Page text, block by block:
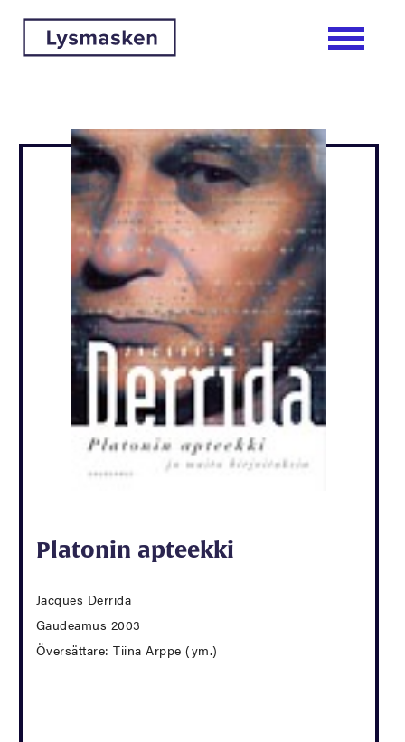
Platonin apteekki
Jacques Derrida
Gaudeamus 2003
Översättare: Tiina Arppe (ym.)